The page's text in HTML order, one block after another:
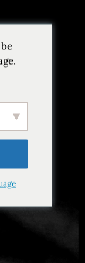
Hotel
Valle